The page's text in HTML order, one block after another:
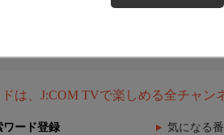
は、J:COM TVで楽しめる全チャン
ワード登録 気になる